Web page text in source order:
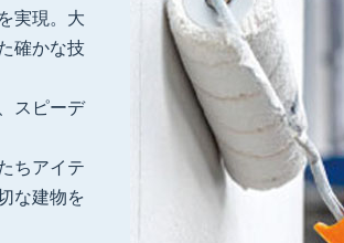
実現。大
確かな技
スピーデ
ちアイテ
な建物を